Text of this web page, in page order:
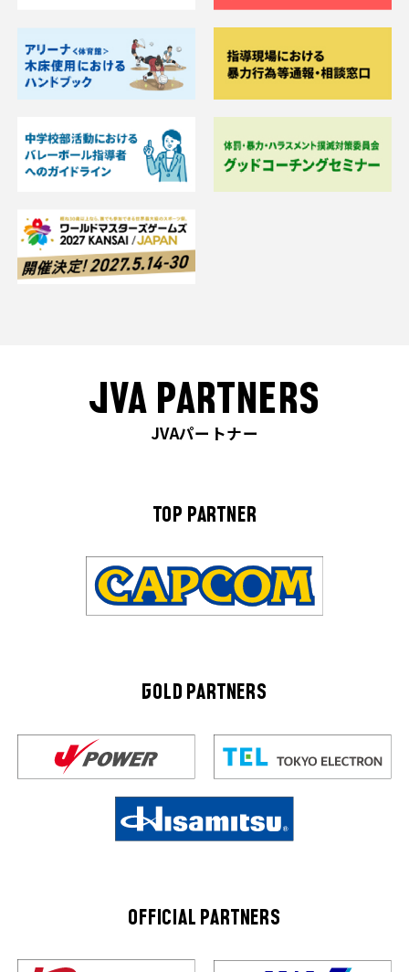
JVA PARTNERS
JVAパートナー
TOP PARTNER
GOLD PARTNERS
OFFICIAL PARTNERS